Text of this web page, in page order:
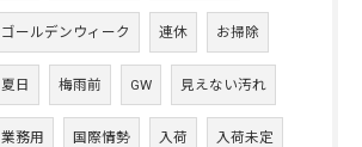
ゴールデンウィーク 連休 お掃除
夏日 梅雨前 GW 見えない汚れ
業務用 国際情勢 入荷 入荷未定